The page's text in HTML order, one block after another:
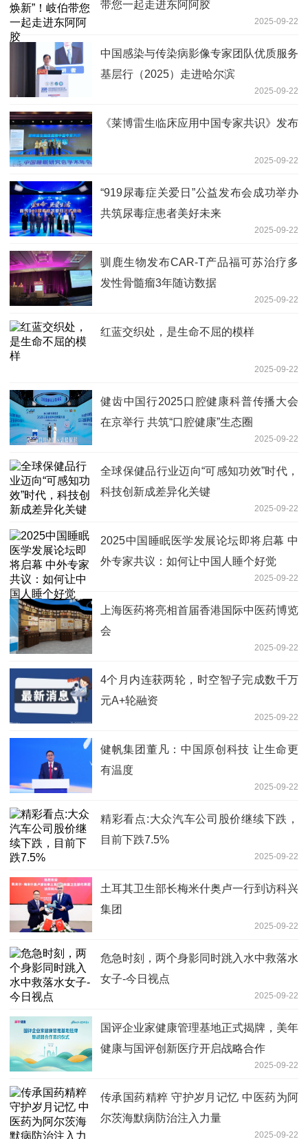
带您一起走进东阿阿胶
2025-09-22
中国感染与传染病影像专家团队优质服务
基层行（2025）走进哈尔滨
2025-09-22
《莱博雷生临床应用中国专家共识》发布
2025-09-22
“919尿毒症关爱日”公益发布会成功举办
共筑尿毒症患者美好未来
2025-09-22
驯鹿生物发布CAR-T产品福可苏治疗多
发性骨髓瘤3年随访数据
2025-09-22
红蓝交织处，是生命不屈的模样
2025-09-22
健齿中国行2025口腔健康科普传播大会
在京举行 共筑“口腔健康”生态圈
2025-09-22
全球保健品行业迈向“可感知功效”时代，
科技创新成差异化关键
2025-09-22
2025中国睡眠医学发展论坛即将启幕 中
外专家共议：如何让中国人睡个好觉
2025-09-22
上海医药将亮相首届香港国际中医药博览
会
2025-09-22
4个月内连获两轮，时空智子完成数千万
元A+轮融资
2025-09-22
健帆集团董凡：中国原创科技 让生命更
有温度
2025-09-22
精彩看点:大众汽车公司股价继续下跌，
目前下跌7.5%
2025-09-22
土耳其卫生部长梅米什奥卢一行到访科兴
集团
2025-09-22
危急时刻，两个身影同时跳入水中救落水
女子-今日视点
2025-09-22
国评企业家健康管理基地正式揭牌，美年
健康与国评创新医疗开启战略合作
2025-09-22
传承国药精粹 守护岁月记忆 中医药为阿
尔茨海默病防治注入力量
2025-09-22